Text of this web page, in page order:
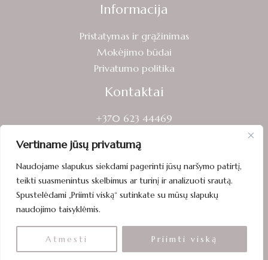
Vertiname jūsų privatumą
Naudojame slapukus siekdami pagerinti jūsų naršymo patirtį,
teikti suasmenintus skelbimus ar turinį ir analizuoti srautą.
Spustelėdami „Priimti viską“ sutinkate su mūsų slapukų
naudojimo taisyklėmis.
Atmesti Priimti viską
Informacija
Pristatymas ir grąžinimas
Mokėjimo būdai
Privatumo politika
Kontaktai
+370 623 44469
Laisvės g. 13, Mažeikiai
Visos teisės saugomos © 2026 sveikasruoga.lt